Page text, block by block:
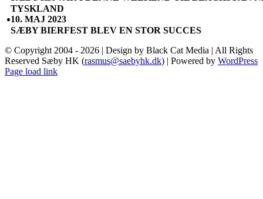
TYSKLAND
10. MAJ 2023
SÆBY BIERFEST BLEV EN STOR SUCCES
© Copyright 2004 - 2026 | Design by Black Cat Media | All Rights
Reserved Sæby HK (rasmus@saebyhk.dk) | Powered by WordPress
Instagram
Facebook
YouTube
Page load link